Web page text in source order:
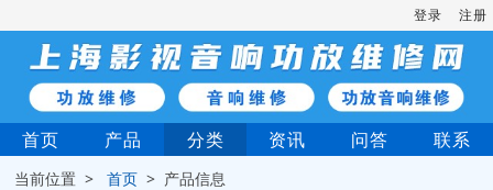
登录 注册
首页 产品 分类 资讯 问答 联系
当前位置 >首页 > 产品信息